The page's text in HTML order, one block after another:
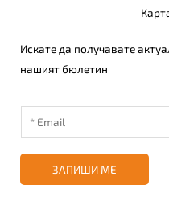
Искате да получавате
нашият бюлетин
ЗАПИШИ МЕ